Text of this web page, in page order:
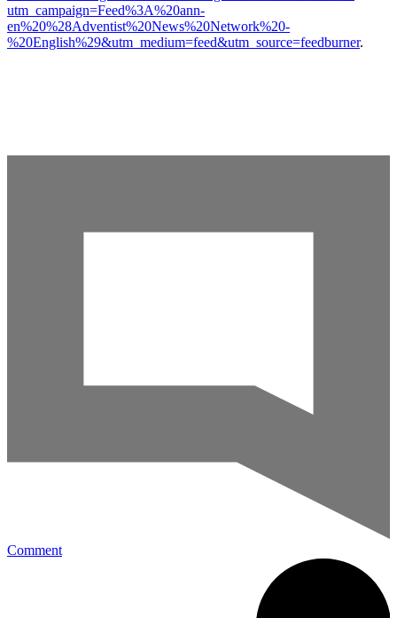
utm_campaign=Feed%3A%20ann-
en%20%28Adventist%20News%20Network%20-
%20English%29&utm_medium=feed&utm_source=feedburner.
Comment